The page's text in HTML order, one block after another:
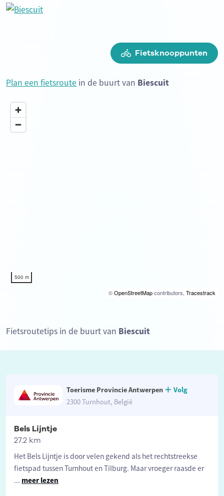
Fietsknooppunten
Plan een fietsroute in de buurt van Biescuit
500 m
©OpenStreetMapcontributors, Tracestrack
Fietsroutetips in de buurt van Biescuit
Toerisme Provincie Antwerpen
Volg
2300 Turnhout, België
Bels Lijntje
27.2 km
Het Bels Lijntje is door velen gekend als het rechtstreekse
fietspad tussen Turnhout en Tilburg. Maar vroeger raasde er
... meer lezen